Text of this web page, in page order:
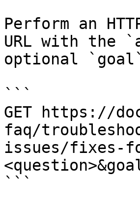
Perform an
URL with the
optional
```
GET https://
faq/
issues/fixes-
```